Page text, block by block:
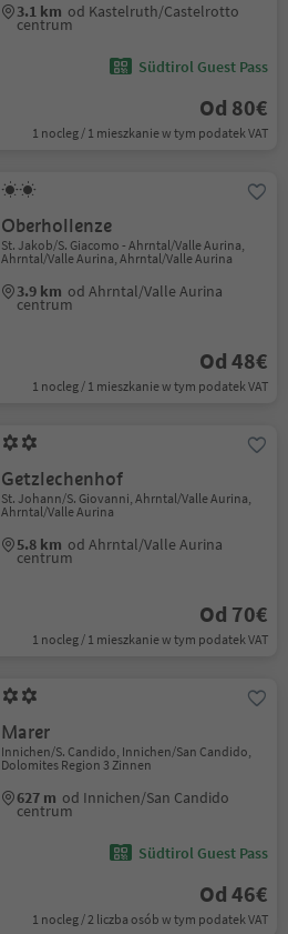
3.1 km od Kastelruth/Castelrotto
centrum
Südtirol Guest Pass
Od 80€
1 nocleg / 1 mieszkanie w tym podatek VAT
Oberhollenze
St. Jakob/S. Giacomo - Ahrntal/Valle Aurina,
Ahrntal/Valle Aurina, Ahrntal/Valle Aurina
3.9 km od Ahrntal/Valle Aurina
centrum
Od 48€
1 nocleg / 1 mieszkanie w tym podatek VAT
Getzlechenhof
St. Johann/S. Giovanni, Ahrntal/Valle Aurina,
Ahrntal/Valle Aurina
5.8 km od Ahrntal/Valle Aurina
centrum
Od 70€
1 nocleg / 1 mieszkanie w tym podatek VAT
Marer
Innichen/S. Candido, Innichen/San Candido,
Dolomites Region 3 Zinnen
627 m od Innichen/San Candido
centrum
Südtirol Guest Pass
Od 46€
1 nocleg / 2 liczba osób w tym podatek VAT